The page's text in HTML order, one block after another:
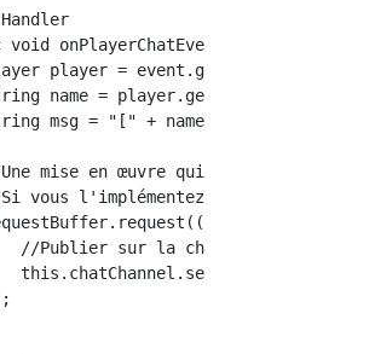
void
player = event.getPlayer();
name = player.getName();
msg = "[" + name + "] " +
mise en œuvre qui tient compte
vous l'implémentez normalement,
-> {
//Publier sur la chaîne.
this.chatChannel.sendMessage(msg);